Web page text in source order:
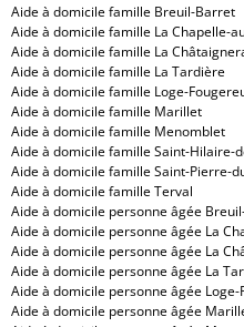
Aide à domicile famille Breuil-Barret
Aide à domicile famille La Chapelle-
Aide à domicile famille La
Aide à domicile famille La Tardière
Aide à domicile famille Loge-
Aide à domicile famille Marillet
Aide à domicile famille Menomblet
Aide à domicile famille Saint-Hilaire-
Aide à domicile famille Saint-Pierre-
Aide à domicile famille Terval
Aide à domicile personne âgée
Aide à domicile personne âgée La
Aide à domicile personne âgée La
Aide à domicile personne âgée La
Aide à domicile personne âgée Loge-
Aide à domicile personne âgée